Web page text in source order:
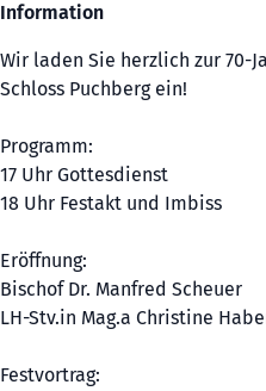
Information
Wir laden Sie herzlich zur 70-
Schloss Puchberg ein!
Programm:
17 Uhr Gottesdienst
18 Uhr Festakt und Imbiss
Eröffnung:
Bischof Dr. Manfred Scheuer
LH-Stv.in Mag.a Christine
Festvortrag: